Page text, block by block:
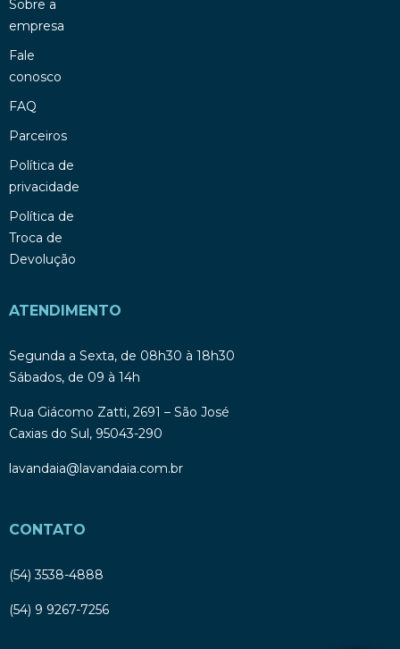
Sobre a
empresa
Fale
conosco
FAQ
Parceiros
Política de
privacidade
Política de
Troca de
Devolução
ATENDIMENTO
Segunda a Sexta, de 08h30 à 18h30
Sábados, de 09 à 14h
Rua Giácomo Zatti, 2691 – São José
Caxias do Sul, 95043-290
lavandaia@lavandaia.com.br
CONTATO
(54) 3538-4888
(54) 9 9267-7256